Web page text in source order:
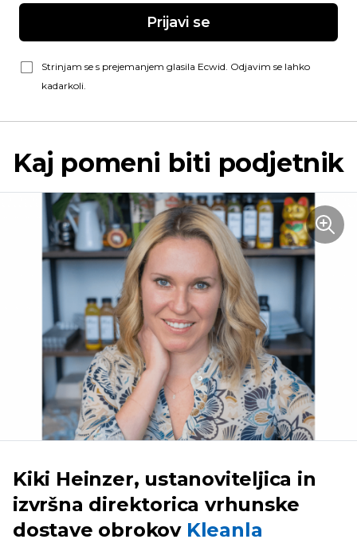
Prijavi se
Strinjam se s prejemanjem glasila Ecwid. Odjavim se lahko
kadarkoli.
Kaj pomeni biti podjetnik
Kiki Heinzer, ustanoviteljica in
izvršna direktorica vrhunske
dostave obrokov Kleanla